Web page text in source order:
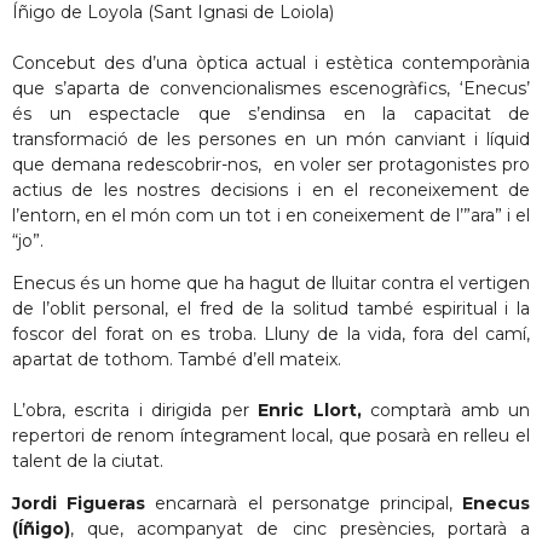
Íñigo de Loyola (Sant Ignasi de Loiola)
Concebut des d’una òptica actual i estètica contemporània
que s’aparta de convencionalismes escenogràfics, ‘Enecus’
és un espectacle que s’endinsa en la capacitat de
transformació de les persones en un món canviant i líquid
que demana redescobrir-nos, en voler ser protagonistes pro
actius de les nostres decisions i en el reconeixement de
l’entorn, en el món com un tot i en coneixement de l’”ara” i el
“jo”.
Enecus és un home que ha hagut de lluitar contra el vertigen
de l’oblit personal, el fred de la solitud també espiritual i la
foscor del forat on es troba. Lluny de la vida, fora del camí,
apartat de tothom. També d’ell mateix.
L’obra, escrita i dirigida per Enric Llort,comptarà amb un
repertori de renom íntegrament local, que posarà en relleu el
talent de la ciutat.
Jordi Figueras encarnarà el personatge principal, Enecus
(Íñigo), que, acompanyat de cinc presències, portarà a